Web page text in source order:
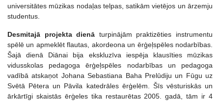
universitātes mūzikas nodaļas telpas, satikām vietējos un ārzemju
studentus.
Desmitajā projekta dienā turpinājām praktizēties instrumentu
spēlē un apmeklēt flautas, akordeona un ērģeļspēles nodarbības.
Šajā dienā Diānai bija ekskluzīva iespēja klausīties mūzikas
vidusskolas pedagoga ērģeļspēles nodarbības un pedagoga
vadībā atskaņot Johana Sebastiana Baha Prelūdiju un Fūgu uz
Svētā Pētera un Pāvila katedrāles ērģelēm. Šīs vēsturiskās un
ārkārtīgi skaistās ērģeles tika restaurētas 2005. gadā, tām ir 4